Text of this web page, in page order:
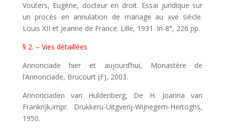
Vouters, Eugène, docteur en droit. Essai juridique sur
un procès en annulation de mariage au xve siècle.
Louis XII et Jeanne de France. Lille, 1931. In-8°, 226 pp.
§ 2. – Vies détaillées
Annonciade hier et aujourd’hui, Monastère de
l’Annonciade, Brucourt (F), 2003.
Annonciaden van Huldenberg, De H. Joanna van
Frankrijk,impr. Drukkeru-Uitgverij-Wijnegem-Hertoghs,
1950.